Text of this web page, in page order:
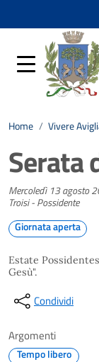
Home / Vivere
Serata
Mercoledì 13 agosto
Troisi - Possidente
Giornata aperta
Estate
Gesù".
Condividi
Argomenti
Tempo libero